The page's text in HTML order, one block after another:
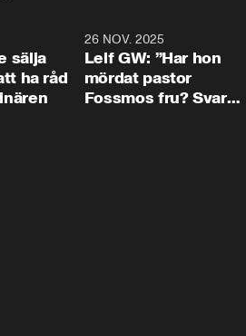
sälja
ha råd
26 NOV. 2025
Leif GW: ”Har hon
mördat pastor
Fossmos fru? Svar